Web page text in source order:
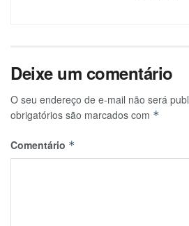
Deixe um comentário
O seu endereço de e-mail não será
obrigatórios são marcados com *
Comentário *